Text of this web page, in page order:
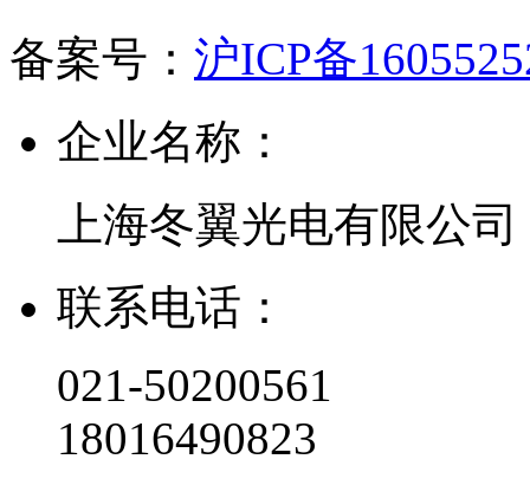
备案号： 沪ICP备
企业名称：
上海冬翼光电有限公司
联系电话：
021-50200561
18016490823